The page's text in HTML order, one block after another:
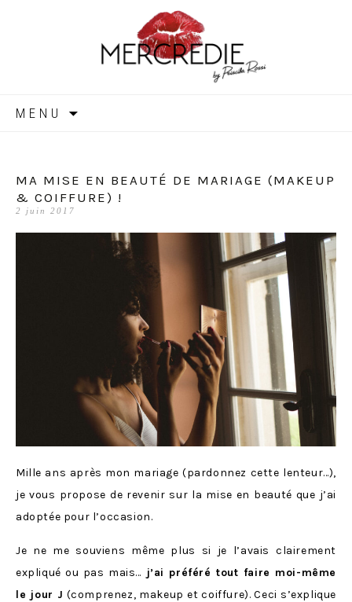
MERCREDIE
MENU
MA MISE EN BEAUTÉ DE MARIAGE (MAKEUP
& COIFFURE) !
2 juin 2017
Mille ans après mon mariage (pardonnez cette lenteur…),
je vous propose de revenir sur la mise en beauté que j’ai
adoptée pour l’occasion.
Je ne me souviens même plus si je l’avais clairement
expliqué ou pas mais… j’ai préféré tout faire moi-même
le jour J (comprenez, makeup et coiffure). Ceci s’explique